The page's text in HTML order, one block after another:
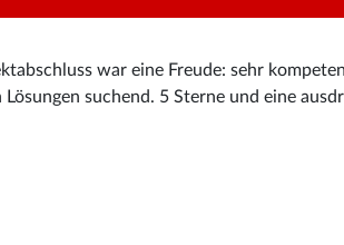
war eine Freude: sehr
suchend. 5 Sterne und eine